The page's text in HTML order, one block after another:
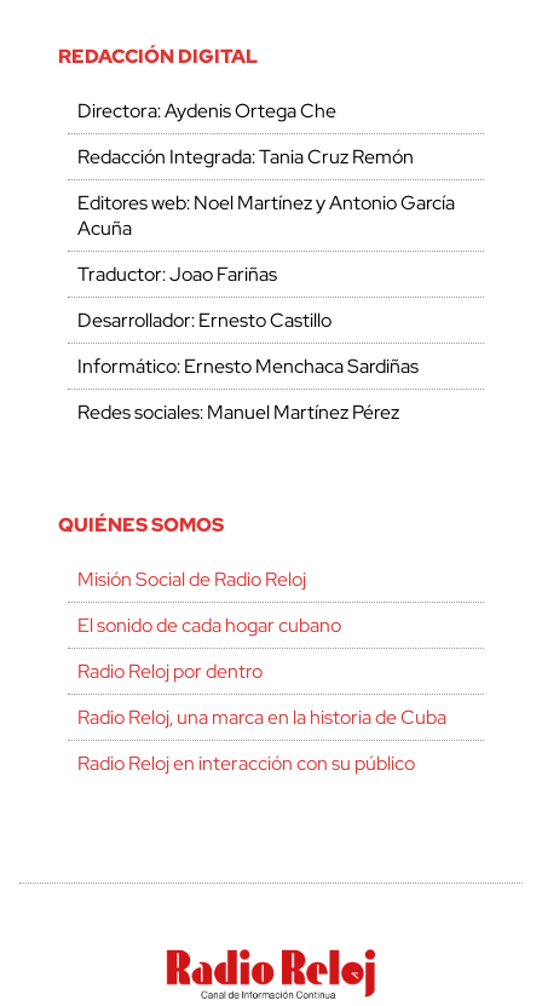
REDACCIÓN DIGITAL
Directora: Aydenis Ortega Che
Redacción Integrada: Tania Cruz Remón
Editores web: Noel Martínez y Antonio García
Acuña
Traductor: Joao Fariñas
Desarrollador: Ernesto Castillo
Informático: Ernesto Menchaca Sardiñas
Redes sociales: Manuel Martínez Pérez
QUIÉNES SOMOS
Misión Social de Radio Reloj
El sonido de cada hogar cubano
Radio Reloj por dentro
Radio Reloj, una marca en la historia de Cuba
Radio Reloj en interacción con su público